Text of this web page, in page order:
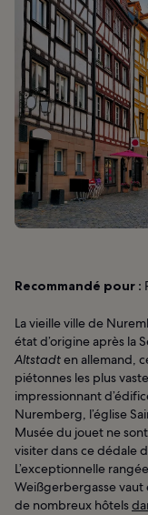
Recommandé pour :
La vieille ville de
état d’origine après la
Altstadten allemand,
piétonnes les plus
impressionnant
Nuremberg, l’église
Musée du jouet ne
visiter dans ce dédale
L’exceptionnelle
Weißgerbergasse vaut
de nombreux hôtels